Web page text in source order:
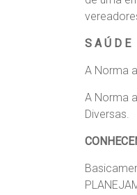
S A Ú D E
A Norma
A Norma
Diversas.